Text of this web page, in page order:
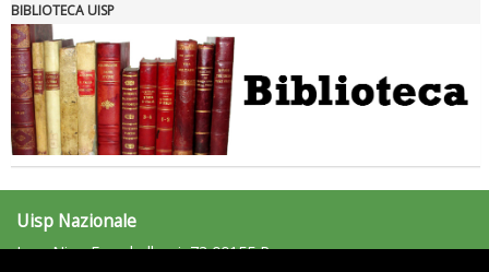
BIBLIOTECA UISP
Uisp Nazionale
L.go Nino Franchellucci, 73 00155 Roma